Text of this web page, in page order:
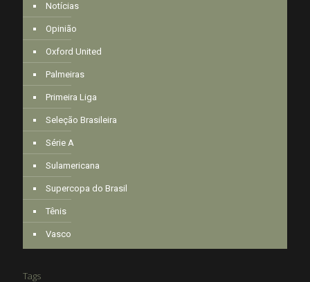
Notícias
Opinião
Oxford United
Palmeiras
Primeira Liga
Seleção Brasileira
Série A
Sulamericana
Supercopa do Brasil
Tênis
Vasco
Tags